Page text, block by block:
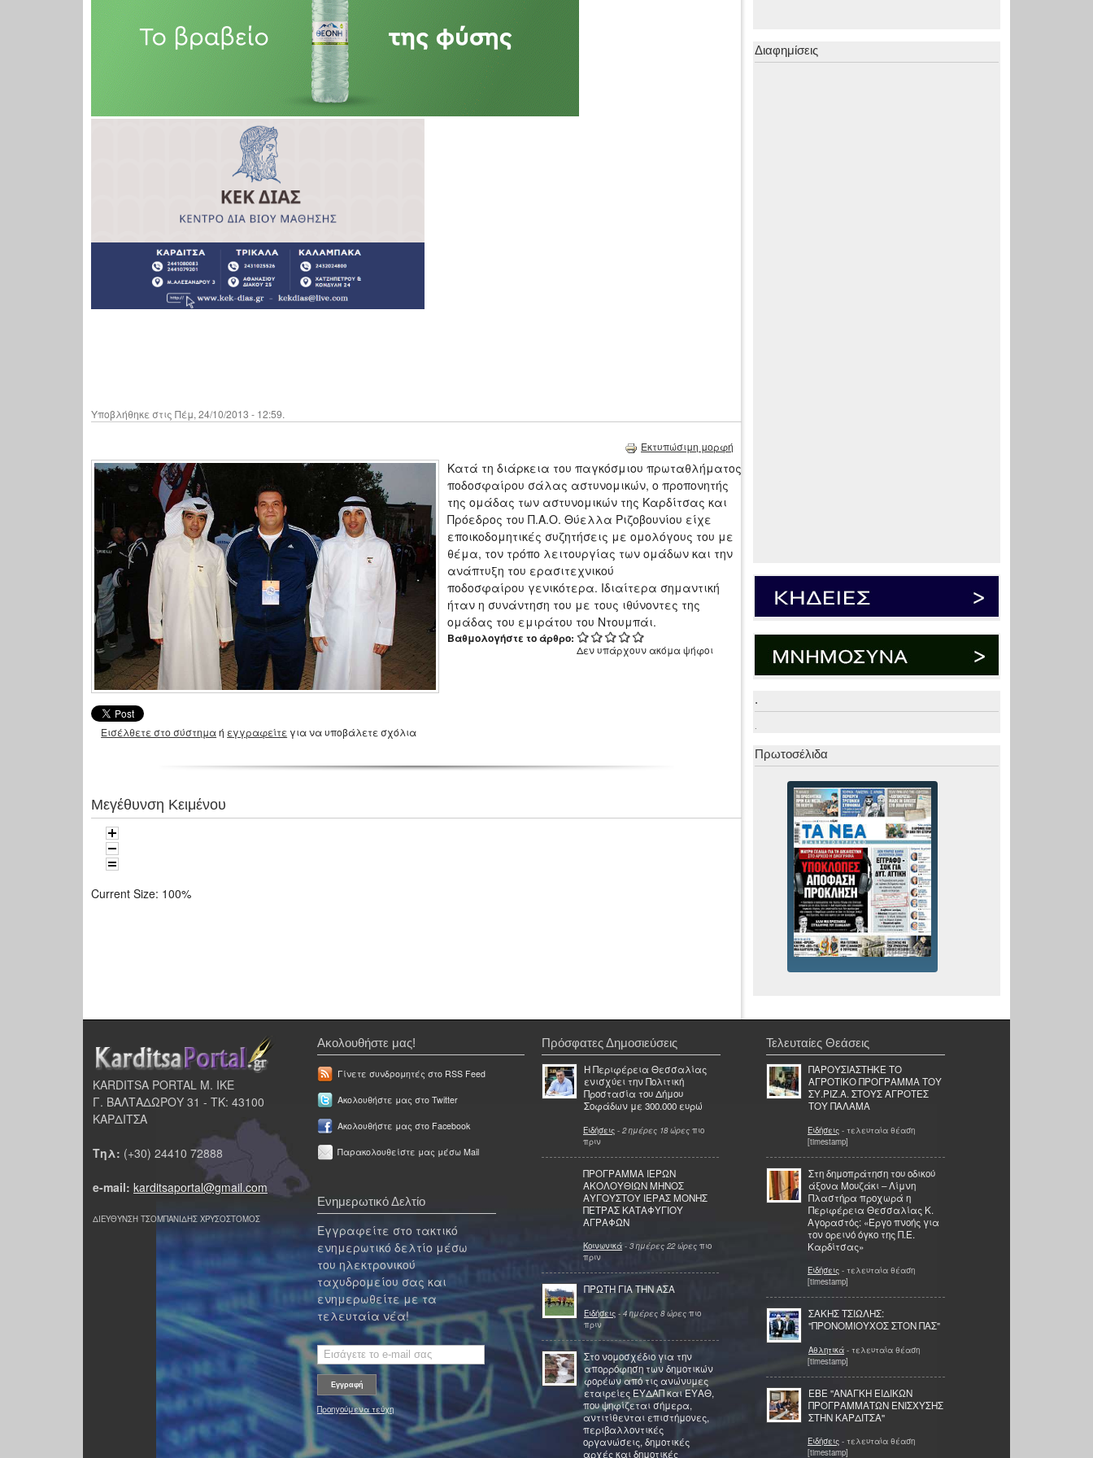
Υποβλήθηκε στις Πέμ, 24/10/2013 - 12:59.
Εκτυπώσιμη μορφή
Κατά τη διάρκεια του παγκόσμιου πρωταθλήματος
ποδοσφαίρου σάλας αστυνομικών, ο προπονητής
της ομάδας των αστυνομικών της Καρδίτσας και
Πρόεδρος του Π.Α.Ο. Θύελλα Ριζοβουνίου είχε
εποικοδομητικές συζητήσεις με ομολόγους του με
θέμα, τον τρόπο λειτουργίας των ομάδων και την
ανάπτυξη του ερασιτεχνικού
ποδοσφαίρου γενικότερα. Ιδιαίτερα σημαντική
ήταν η συνάντηση του με τους ιθύνοντες της
ομάδας του εμιράτου του Ντουμπάι.
Βαθμολογήστε το άρθρο:
Δεν υπάρχουν ακόμα ψήφοι
Εισέλθετε στο σύστημαή εγγραφείτε για να υποβάλετε σχόλια
Μεγέθυνση Κειμένου
Current Size: 100%
Διαφημίσεις
.
.
Πρωτοσέλιδα
KARDITSA PORTAL Μ. ΙΚΕ
Γ. ΒΑΛΤΑΔΩΡΟΥ 31 - ΤΚ: 43100
ΚΑΡΔΙΤΣΑ
Τηλ: (+30) 24410 72888
e-mail: karditsaportal@gmail.com
ΔΙΕΥΘΥΝΣΗ ΤΣΟΜΠΑΝΙΔΗΣ ΧΡΥΣΟΣΤΟΜΟΣ
Ακολουθήστε μας!
Γίνετε συνδρομητές στο RSS Feed
Ακολουθήστε μας στο Twitter
Ακολουθήστε μας στο Facebook
Παρακολουθείστε μας μέσω Mail
Ενημερωτικό Δελτίο
Εγγραφείτε στο τακτικό
ενημερωτικό δελτίο μέσω
του ηλεκτρονικού
ταχυδρομείου σας και
ενημερωθείτε με τα
τελευταία νέα!
Προηγούμενα τεύχη
Πρόσφατες Δημοσιεύσεις
Η Περιφέρεια Θεσσαλίας
ενισχύει την Πολιτική
Προστασία του Δήμου
Σοφάδων με 300.000 ευρώ
Ειδήσεις - 2 ημέρες 18 ώρες πιο
πριν
ΠΡΟΓΡΑΜΜΑ ΙΕΡΩΝ
ΑΚΟΛΟΥΘΙΩΝ ΜΗΝΟΣ
ΑΥΓΟΥΣΤΟΥ ΙΕΡΑΣ ΜΟΝΗΣ
ΠΕΤΡΑΣ ΚΑΤΑΦΥΓΙΟΥ
ΑΓΡΑΦΩΝ
Κοινωνικά - 3 ημέρες 22 ώρες πιο
πριν
ΠΡΩΤΗ ΓΙΑ ΤΗΝ ΑΣΑ
Ειδήσεις - 4 ημέρες 8 ώρες πιο
πριν
Στο νομοσχέδιο για την
απορρόφηση των δημοτικών
φορέων από τις ανώνυμες
εταιρείες ΕΥΔΑΠ και ΕΥΑΘ,
που ψηφίζεται σήμερα,
αντιτίθενται επιστήμονες,
περιβαλλοντικές
οργανώσεις, δημοτικές
αρχές και δημοτικές
Τελευταίες Θεάσεις
ΠΑΡΟΥΣΙΑΣΤΗΚΕ ΤΟ
ΑΓΡΟΤΙΚΟ ΠΡΟΓΡΑΜΜΑ ΤΟΥ
ΣΥ.ΡΙΖ.Α. ΣΤΟΥΣ ΑΓΡΟΤΕΣ
ΤΟΥ ΠΑΛΑΜΑ
Ειδήσεις - τελευταία θέαση
[timestamp]
Στη δημοπράτηση του οδικού
άξονα Μουζάκι – Λίμνη
Πλαστήρα προχωρά η
Περιφέρεια Θεσσαλίας Κ.
Αγοραστός: «Έργο πνοής για
τον ορεινό όγκο της Π.Ε.
Καρδίτσας»
Ειδήσεις - τελευταία θέαση
[timestamp]
ΣΑΚΗΣ ΤΣΙΩΛΗΣ:
"ΠΡΟΝΟΜΙΟΥΧΟΣ ΣΤΟΝ ΠΑΣ"
Αθλητικά - τελευταία θέαση
[timestamp]
ΕΒΕ ''ΑΝΑΓΚΗ ΕΙΔΙΚΩΝ
ΠΡΟΓΡΑΜΜΑΤΩΝ ΕΝΙΣΧΥΣΗΣ
ΣΤΗΝ ΚΑΡΔΙΤΣΑ''
Ειδήσεις - τελευταία θέαση
[timestamp]